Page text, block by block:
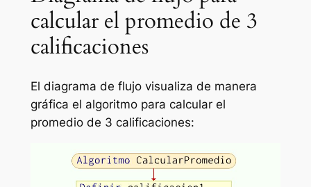
calcular el promedio de 3
calificaciones
El diagrama de flujo visualiza de manera
gráfica el algoritmo para calcular el
promedio de 3 calificaciones: